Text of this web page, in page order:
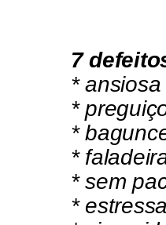
7
* ansiosa
*
*
*
* sem
*